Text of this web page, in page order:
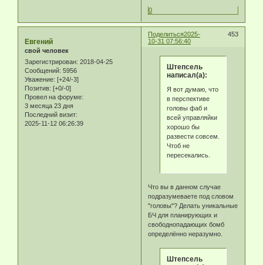
0
Поделиться 453
2025-
10-31 07:56:40
Eвгeний
свой человек
Зарегистрирован: 2018-04-25
Сообщений: 5956
Уважение: [+24/-3]
Позитив: [+0/-0]
Провел на форуме:
3 месяца 23 дня
Последний визит:
2025-11-12 06:26:39
Штепсель
написал(а):
Я вот думаю, что
в перспективе
головы фаб и
всей управляйки
хорошо бы
развести совсем.
Чтоб не
пересекались.
Что вы в данном случае
подразумеваете под словом
"головы"? Делать уникальные
БЧ для планирующих и
свободнопадающих бомб
определённо неразумно.
Штепсель